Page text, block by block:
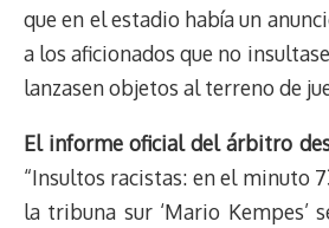
que en el estadio había un
a los aficionados que no
lanzasen objetos al terreno de
El informe oficial del árbitro
“Insultos racistas: en el minuto
la tribuna sur ‘Mario Kempes’